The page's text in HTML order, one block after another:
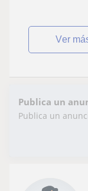
ver
Publica un
Publica un